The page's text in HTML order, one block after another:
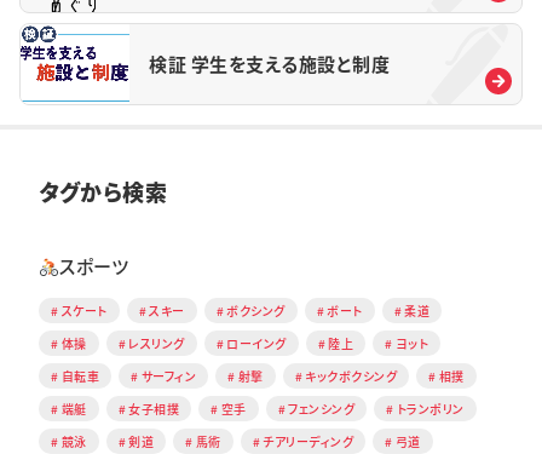
検証 学生を支える施設と制度
タグから検索
スポーツ
スケート スキー ボクシング ボート
柔道
体操
レスリング ローイング 陸上
ヨット
自転車
サーフィン 射撃 キックボクシング
相撲
端艇
女子相撲 空手 フェンシング
トランポリン
競泳
剣道 馬術 チアリーディング
弓道